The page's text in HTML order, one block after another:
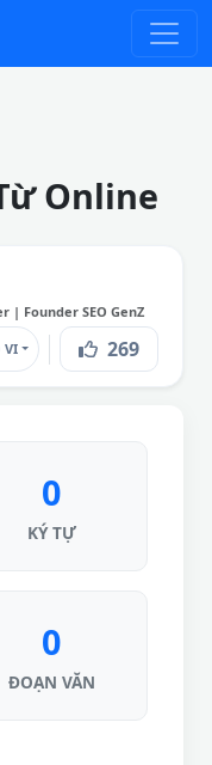
Online
| Founder SEO GenZ
VI 269
0
KÝ TỰ
0
ĐOẠN VĂN